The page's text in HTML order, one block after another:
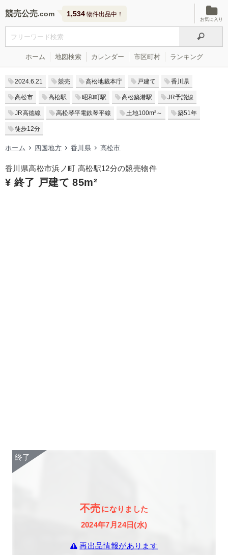
競売公売 1,534 物件出品中！
お気に入り
ホーム 地図検索 カレンダー 市区町村 ランキング
2024.6.21 競売 高松地裁本庁 戸建て 香川県
高松市 高松駅 昭和町駅 高松築港駅 JR予讃線
JR高徳線 高松琴平電鉄琴平線 土地100m²～ 築51年
徒歩12分
ホーム 四国地方 香川県 高松市
香川県高松市浜ノ町 高松駅12分の競売物件
¥ 終了 戸建て 85m²
不売になりました
2024年7月24日(水)
再出品情報があります